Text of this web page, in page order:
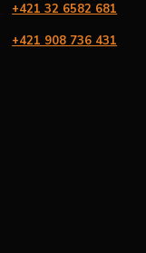
+421 32 6582 681
+421 908 736 431